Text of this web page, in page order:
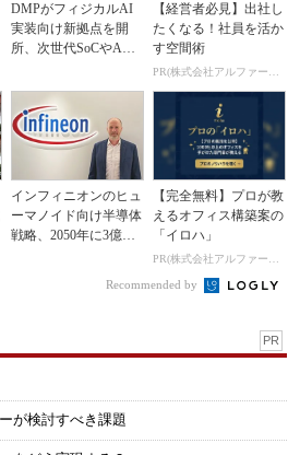
DMPがフィジカルAI
実装向け新拠点を開
所、次世代SoCやAM
【経営者必見】出社し
たくなる！社員を活か
す空間術
PR(株式会社アルファーテクノ)
インフィニオンのヒュ
ーマノイド向け半導体
戦略、2050年に3億台
【完全無料】プロが教
えるオフィス構築案の
「イロハ」
PR(株式会社アルファーテクノ)
Recommended by
PR
が検討すべき課題